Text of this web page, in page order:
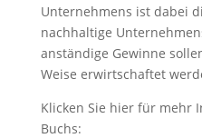
Unternehmens ist dabei
nachhaltige
anständige Gewinne
Weise erwirtschaftet
Klicken Sie hier für mehr
Buchs: